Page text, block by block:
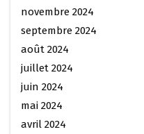
novembre 2024
septembre 2024
août 2024
juillet 2024
juin 2024
mai 2024
avril 2024